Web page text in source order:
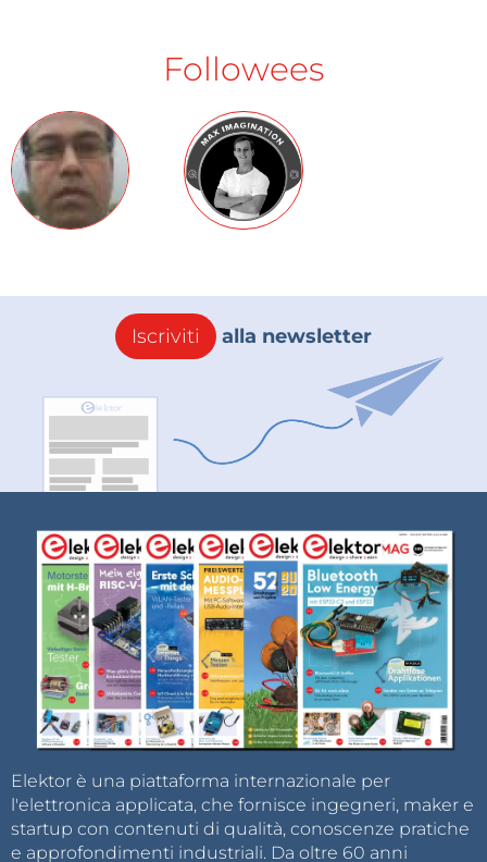
Followees
Iscriviti alla newsletter
Elektor è una piattaforma internazionale per
l'elettronica applicata, che fornisce ingegneri, maker e
startup con contenuti di qualità, conoscenze pratiche
e approfondimenti industriali. Da oltre 60 anni